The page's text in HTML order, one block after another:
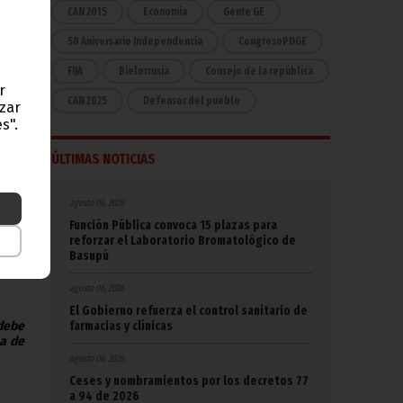
el
los
de
de
CAN 2015 Economía Gente GE
50 Aniversario Independencia CongresoPDGE
FIJA Bielorrusia Consejo de la república
CAN 2025 Defensor del pueblo
ÚLTIMAS NOTICIAS
agosto 06, 2026
Función Pública convoca 15 plazas para
reforzar el Laboratorio Bromatológico de
Basupú
agosto 06, 2026
El Gobierno refuerza el control sanitario de
farmacias y clínicas
agosto 06, 2026
Ceses y nombramientos por los decretos 77
a 94 de 2026